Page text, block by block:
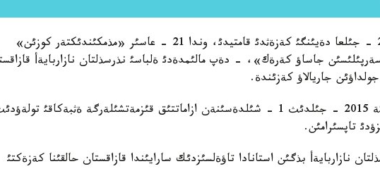
ءبئرئنشئ كةزةث 2030 - جئلعا دةيئنگئ كةزةثدئ قامتيدئ، وندا 21 - عاسئر «مذمكئندئكتةر كوزئن»
جاساؤ كةرةك»، - دةپ مالئمدةدئ ةلباسئ نذرسذلتان نازاربايةأ
جاريالاؤ كةزئندة.
سونداي-اق، ذكئمةتكة 2015 - جئلدئث 1 - شئلدةسئنةن ازاماتتئق قئزمةتشئلةرگة ةثبةكاقئ
تاپسئرامئن.
نازاربايةأ بذگئن استانادا تاؤةلسئزدئك سارايئندا قازاقستان حالقئنا كةزةكتئ